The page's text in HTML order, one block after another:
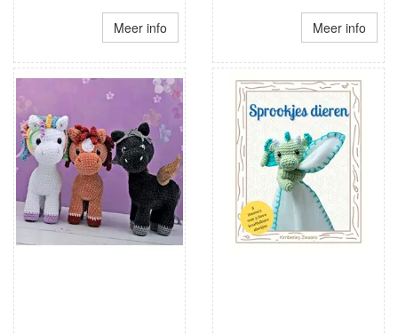
Meer info Meer info